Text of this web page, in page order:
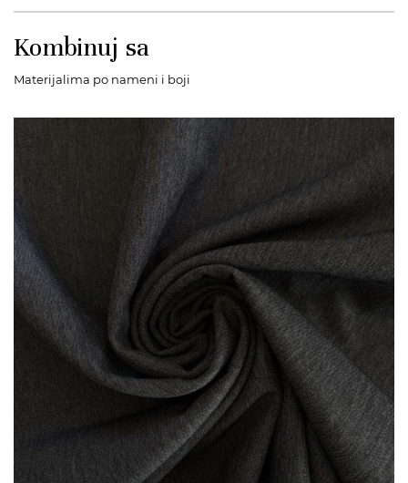
Kombinuj sa
Materijalima po nameni i boji